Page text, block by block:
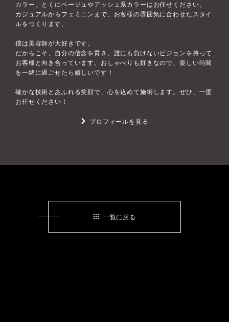
カラー。とくにベージュやアッシュ系カラーはお任せください。
カジュアルからフェミニンまで、お客様の雰囲気に合わせたスタイ
ルをつくります。
僕は美容師が大好きです。
だからこそ、自分の信念を貫き、誰にも負けないビジョンを持って
お客様と向き合っています。おしゃべりも好きなので、楽しい時間
を一緒に過ごせたら嬉しいです！
確かな技術とあふれる笑顔で、心を込めて施術します。ぜひ、一度
お任せください！
プロフィールを見る
一覧に戻る